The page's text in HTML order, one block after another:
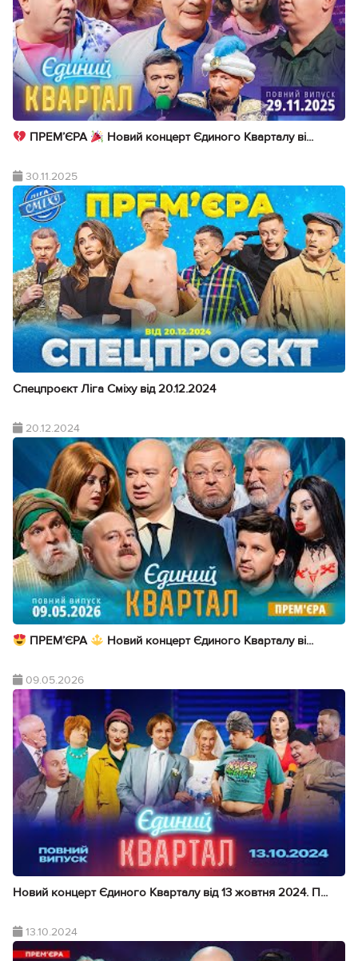
ПРЕМ’ЄРА Новий концерт Єдиного Кварталу ві...
30.11.2025
Спецпроєкт Ліга Сміху від 20.12.2024
20.12.2024
ПРЕМ’ЄРА Новий концерт Єдиного Кварталу ві...
09.05.2026
Новий концерт Єдиного Кварталу від 13 жовтня 2024. П...
13.10.2024